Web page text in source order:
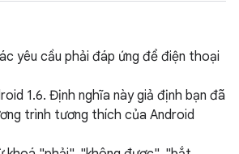
yêu cầu phải đáp ứng để điện thoại
1.6. Định nghĩa này giả định bạn đã
trình tương thích của Android